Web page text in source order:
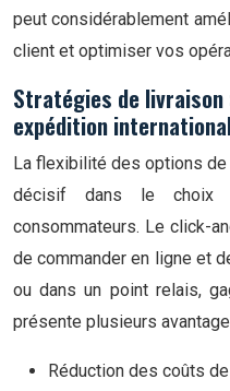
peut considérablement
client et optimiser vos
Stratégies de
expédition
La flexibilité des options
décisif dans le choix
consommateurs. Le click-
de commander en ligne et
ou dans un point relais,
présente plusieurs
Réduction des coûts